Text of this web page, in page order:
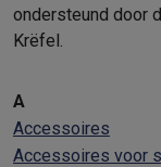
ondersteund door
Krëfel.
A
Accessoires
Accessoires voor